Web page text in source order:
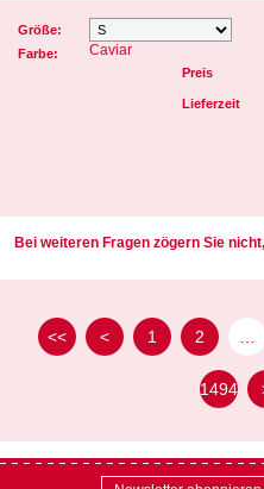
Größe:
Farbe:
Caviar
Preis
Lieferzeit
Bei weiteren Fragen zögern Sie
<< < 1 2
1494